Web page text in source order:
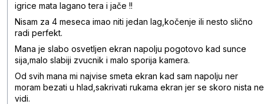
igrice mata lagano tera i jače !!
Nisam za 4 meseca imao niti jedan lag,kočenje ili nesto slično
radi perfekt.
Mana je slabo osvetljen ekran napolju pogotovo kad sunce
sija,malo slabiji zvucnik i malo sporija kamera.
Od svih mana mi najvise smeta ekran kad sam napolju ner
moram bezati u hlad,sakrivati rukama ekran jer se skoro nista ne
vidi.